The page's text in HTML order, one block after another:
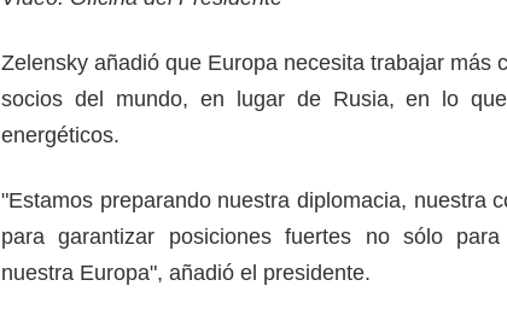
Zelensky añadió que Europa necesita trabajar más
socios del mundo, en lugar de Rusia, en lo
energéticos.
"Estamos preparando nuestra diplomacia, nuestra
para garantizar posiciones fuertes no sólo
nuestra Europa", añadió el presidente.